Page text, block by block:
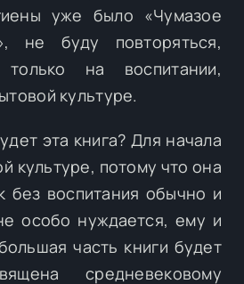
уже было «Чумазое
не буду повторяться,
только на воспитании,
культуре.
эта книга? Для начала
культуре, потому что она
без воспитания обычно и
особо нуждается, ему и
часть книги будет
средневековому